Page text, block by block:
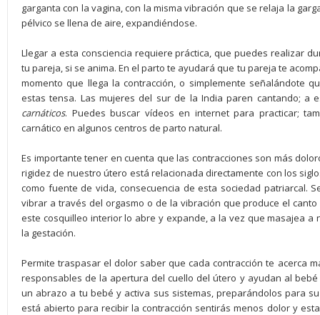
garganta con la vagina, con la misma vibración que se relaja la
pélvico se llena de aire, expandiéndose.
Llegar a esta consciencia requiere práctica, que puedes realizar
tu pareja, si se anima. En el parto te ayudará que tu pareja te
momento que llega la contracción, o simplemente señalándote
estas tensa. Las mujeres del sur de la India paren cantando; a
carnáticos. Puedes buscar vídeos en internet para practicar;
carnático en algunos centros de parto natural.
Es importante tener en cuenta que las contracciones son más
rigidez de nuestro útero está relacionada directamente con los
como fuente de vida, consecuencia de esta sociedad patriarcal.
vibrar a través del orgasmo o de la vibración que produce el
este cosquilleo interior lo abre y expande, a la vez que masajea a
la gestación.
Permite traspasar el dolor saber que cada contracción te acerca
responsables de la apertura del cuello del útero y ayudan al
un abrazo a tu bebé y activa sus sistemas, preparándolos para
está abierto para recibir la contracción sentirás menos dolor y